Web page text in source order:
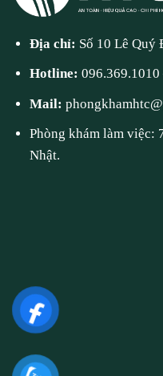
Địa chỉ: Số 10 Lê Quý
Hotline:096.369.1010
Mail:
Phòng khám làm việc:
Nhật.